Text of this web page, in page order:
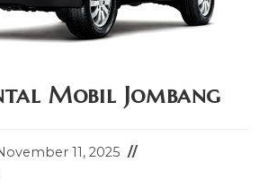
Mobil Jombang
11, 2025